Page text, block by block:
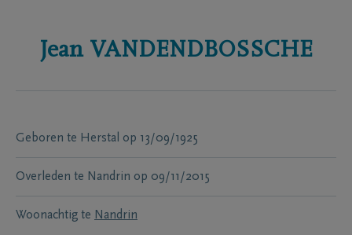
Jean VANDENDBOSSCHE
Geboren te Herstal op 13/09/1925
Overleden te Nandrin op 09/11/2015
Woonachtig te Nandrin